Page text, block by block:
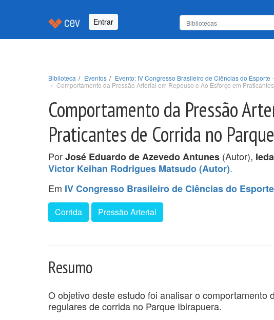
Entrar
Biblioteca Eventos
Evento: IV Congresso Brasileiro de Ciências do Esporte
Comportamento da Pressão Arterial em Repouso e Ao Esforço em
Comportamento da Pressão
Praticantes de Corrida no
PorJosé Eduardo de Azevedo Antunes (Autor),
Victor Keihan Rodrigues Matsudo (Autor).
Em IV Congresso Brasileiro de Ciências do
Corrida Pressão Arterial
Resumo
O objetivo deste estudo foi analisar o comportamento
regulares de corrida no Parque Ibirapuera.